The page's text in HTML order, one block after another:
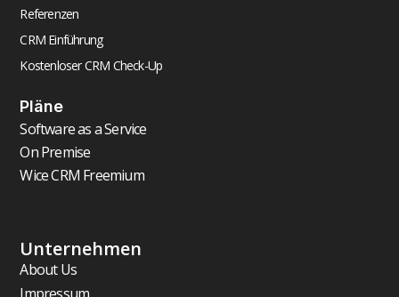
Referenzen
CRM Einführung
Kostenloser CRM Check-Up
Pläne
Software as a Service
On Premise
Wice CRM Freemium
Unternehmen
About Us